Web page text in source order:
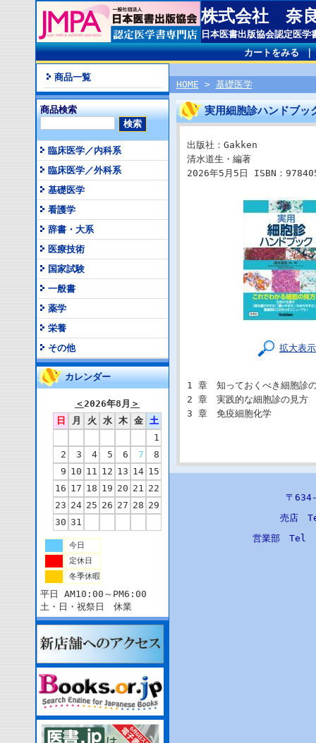
株式会社 奈
日本医書出版協会認定医
カートをみる
商品一覧
商品検索
臨床医学／内科系
臨床医学／外科系
基礎医学
看護学
辞書・大系
医療技術
国家試験
一般書
薬学
栄養
その他
カレンダー
＜2026年8月 ＞
日
月 火 水 木 金
土
1
2
3 4 5 6 7
8
9 10 11 12 13 14 15
16 17 18 19 20 21 22
23 24 25 26 27 28 29
30 31
今日
定休日
冬季休暇
平日 AM10:00～PM6:00
土・日・祝祭日 休業
HOME > 基礎医学
実用細胞診ハンドブ
出版社：Gakken
清水道生・編著
2026年5月5日 ISBN：
拡大表示
1 章 知っておくべき細胞診
2 章 実践的な細胞診の見方
3 章 免疫細胞化学
〒
売店
営業部 Tel